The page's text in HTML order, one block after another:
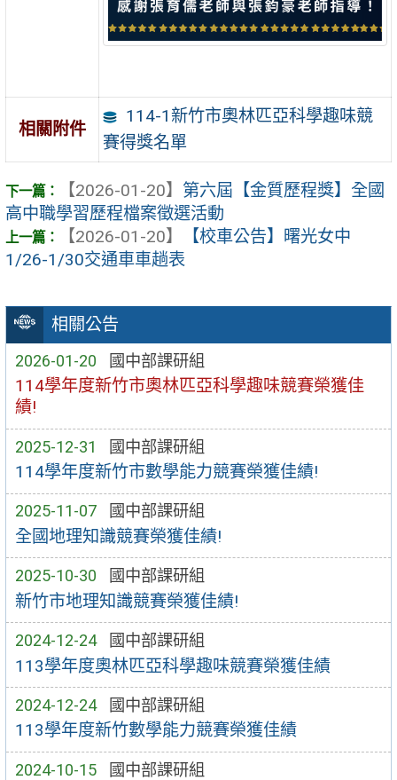
相關公告
2026-01-20 國中部課研組
114學年度新竹市奧林匹亞科學趣味競賽榮獲佳
績!
2025-12-31 國中部課研組
114學年度新竹市數學能力競賽榮獲佳績!
2025-11-07 國中部課研組
全國地理知識競賽榮獲佳績!
2025-10-30 國中部課研組
新竹市地理知識競賽榮獲佳績!
2024-12-24 國中部課研組
113學年度奧林匹亞科學趣味競賽榮獲佳績
2024-12-24 國中部課研組
113學年度新竹數學能力競賽榮獲佳績
2024-10-15 國中部課研組
相關附件
114-1新竹市奧林匹亞科學趣味競
賽得獎名單
【2026-01-20】 第六屆【金質歷程獎】全國
高中職學習歷程檔案徵選活動
【2026-01-20】
【校車公告】曙光女中
1/26-1/30交通車車趟表